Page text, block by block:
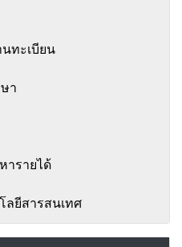
ทะเบียน
า
ารายได้
ลยีสารสนเทศ